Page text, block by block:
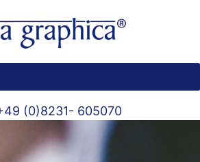
(0)8231- 605070